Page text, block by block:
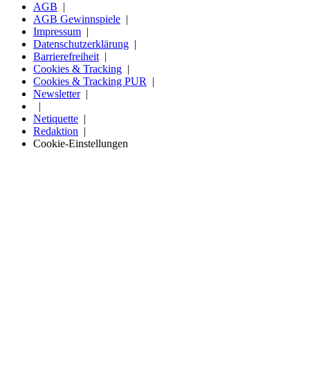
AGB
AGB Gewinnspiele
Impressum
Datenschutzerklärung
Barrierefreiheit
Cookies & Tracking
Cookies & Tracking PUR
Newsletter
Netiquette
Redaktion
Cookie-Einstellungen